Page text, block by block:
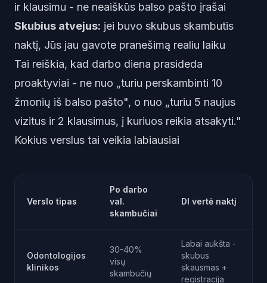
ir klausimu - ne neaiškūs balso pašto įrašai
Skubius atvejus: jei buvo skubus skambutis
naktį, Jūs jau gavote pranešimą realiu laiku
Tai reiškia, kad darbo diena prasideda
proaktyviai - ne nuo „turiu perskambinti 10
žmonių iš balso pašto", o nuo „turiu 5 naujus
vizitus ir 2 klausimus, į kuriuos reikia atsakyti."
Kokius verslus tai veikia labiausiai
Verslo tipas
Po darbo
val.
skambučiai
DI vertė naktį
Odontologijos
klinikos
30-40%
visų
skambučių
Labai aukšta -
skubus
skausmas +
registracija